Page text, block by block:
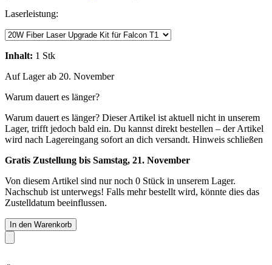
Laserleistung:
Inhalt: 1 Stk
Auf Lager ab 20. November
Warum dauert es länger?
Warum dauert es länger? Dieser Artikel ist aktuell nicht in unserem
Lager, trifft jedoch bald ein. Du kannst direkt bestellen – der Artikel
wird nach Lagereingang sofort an dich versandt. Hinweis schließen
Gratis Zustellung bis Samstag, 21. November
Von diesem Artikel sind nur noch 0 Stück in unserem Lager.
Nachschub ist unterwegs! Falls mehr bestellt wird, könnte dies das
Zustelldatum beeinflussen.
In den Warenkorb